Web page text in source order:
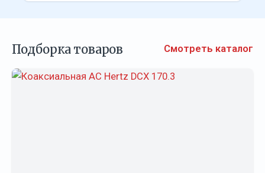
Подборка товаров Смотреть каталог